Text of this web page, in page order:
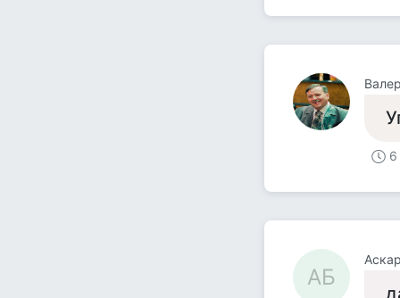
6
АБ